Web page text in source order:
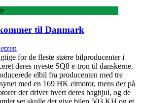
til Danmark
for de fleste større bilproducenter i
deres nyeste SQ8 e-tron til danskerne.
elbil fra producenten med tre
med en 169 HK elmotor, mens der på
der driver hvert deres baghjul, og de